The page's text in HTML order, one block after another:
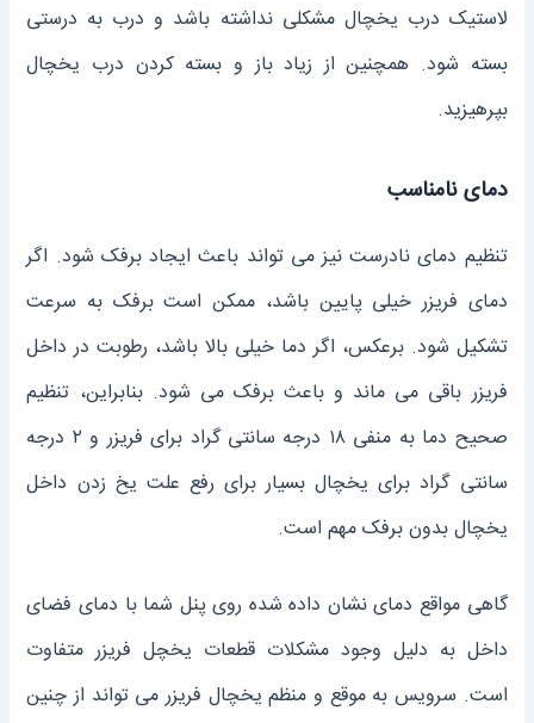
لاستیک درب یخچال مشکلی نداشته باشد و درب به درستی
بسته شود. همچنین از زیاد باز و بسته کردن درب یخچال
بپرهیزید.
دمای نامناسب
تنظیم دمای نادرست نیز می‌ تواند باعث ایجاد برفک شود. اگر
دمای فریزر خیلی پایین باشد، ممکن است برفک به سرعت
تشکیل شود. برعکس، اگر دما خیلی بالا باشد، رطوبت در داخل
فریزر باقی می ‌ماند و باعث برفک می ‌شود. بنابراین، تنظیم
صحیح دما به منفی ۱۸ درجه سانتی ‌گراد برای فریزر و ۲ درجه
سانتی‌ گراد برای یخچال بسیار برای رفع علت یخ زدن داخل
یخچال بدون برفک مهم است.
گاهی مواقع دمای نشان داده شده روی پنل شما با دمای فضای
داخل به دلیل وجود مشکلات قطعات یخچل فریزر متفاوت
است. سرویس به موقع و منظم یخچال فریزر می تواند از چنین